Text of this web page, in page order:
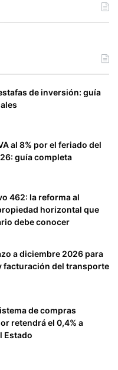
de inversión: guía
al 8% por el feriado del
guía completa
462: la reforma al
horizontal que
debe conocer
a diciembre 2026 para
facturación del transporte
de compras
retendrá el 0,4% a
Estado